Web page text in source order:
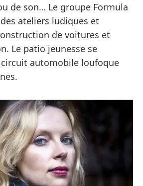
de son… Le groupe Formula
ateliers ludiques et
de voitures et
Le patio jeunesse se
automobile loufoque